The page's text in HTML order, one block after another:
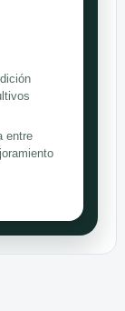
entre